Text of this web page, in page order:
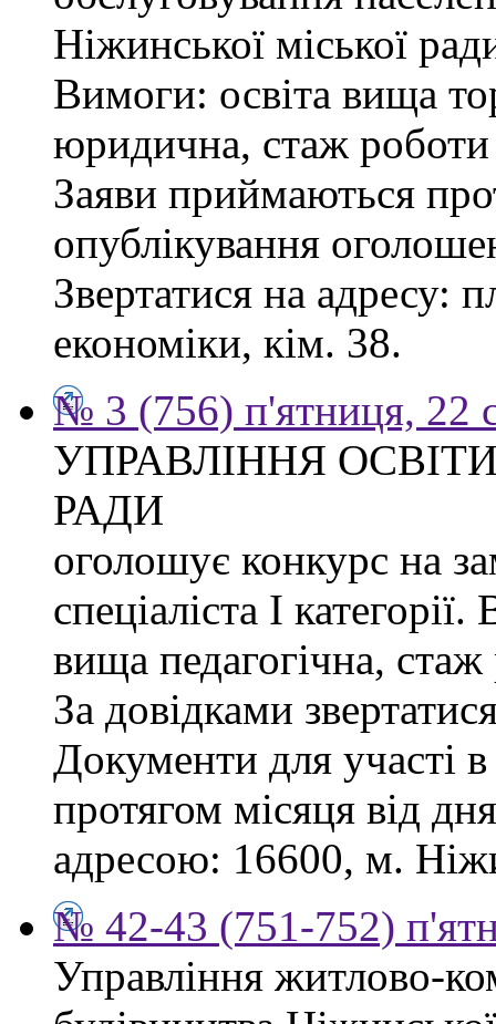
Ніжинської міської
Вимоги: освіта вища
юридична, стаж
Заяви приймаються
опублікування
Звертатися на адресу:
економіки, кім. 38.
№ 3 (756) п'ятниця, 22
УПРАВЛІННЯ
РАДИ
оголошує конкурс на
спеціаліста І
вища педагогічна,
За довідками
Документи для участі
протягом місяця від
адресою: 16600, м.
№ 42-43 (751-752)
Управління житлово-